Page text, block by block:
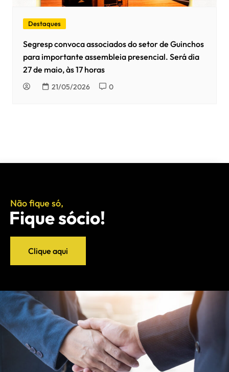
Destaques
Segresp convoca associados do setor de Guinchos
para importante assembleia presencial. Será dia
27 de maio, às 17 horas
21/05/2026 0
Não fique só,
Fique sócio!
Clique aqui